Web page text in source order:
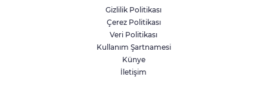
Gizlilik Politikası
Çerez Politikası
Veri Politikası
Kullanım Şartnamesi
Künye
İletişim